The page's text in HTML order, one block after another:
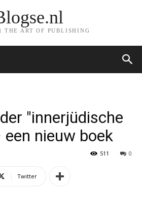
THE ART OF PUBLISHING
"innerjüdische
nieuw boek
0
511
Twitter